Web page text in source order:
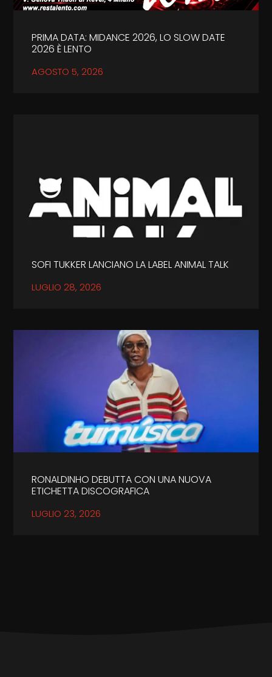
PRIMA DATA: MIDANCE 2026, LO SLOW DATE
2026 È LENTO
AGOSTO 5, 2026
SOFI TUKKER LANCIANO LA LABEL ANIMAL TALK
LUGLIO 28, 2026
RONALDINHO DEBUTTA CON UNA NUOVA
ETICHETTA DISCOGRAFICA
LUGLIO 23, 2026